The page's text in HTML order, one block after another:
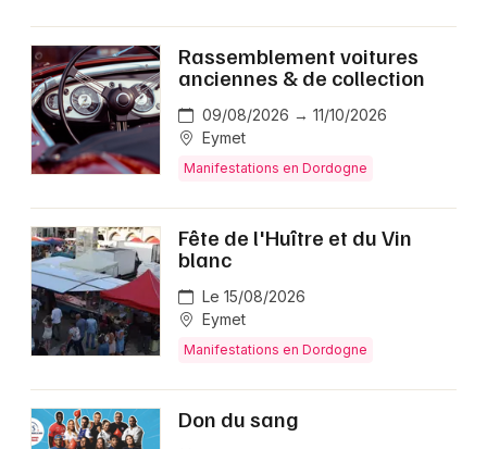
Rassemblement voitures
anciennes & de collection
09/08/2026 → 11/10/2026
Eymet
Manifestations en Dordogne
Fête de l'Huître et du Vin
blanc
Le 15/08/2026
Eymet
Manifestations en Dordogne
Don du sang